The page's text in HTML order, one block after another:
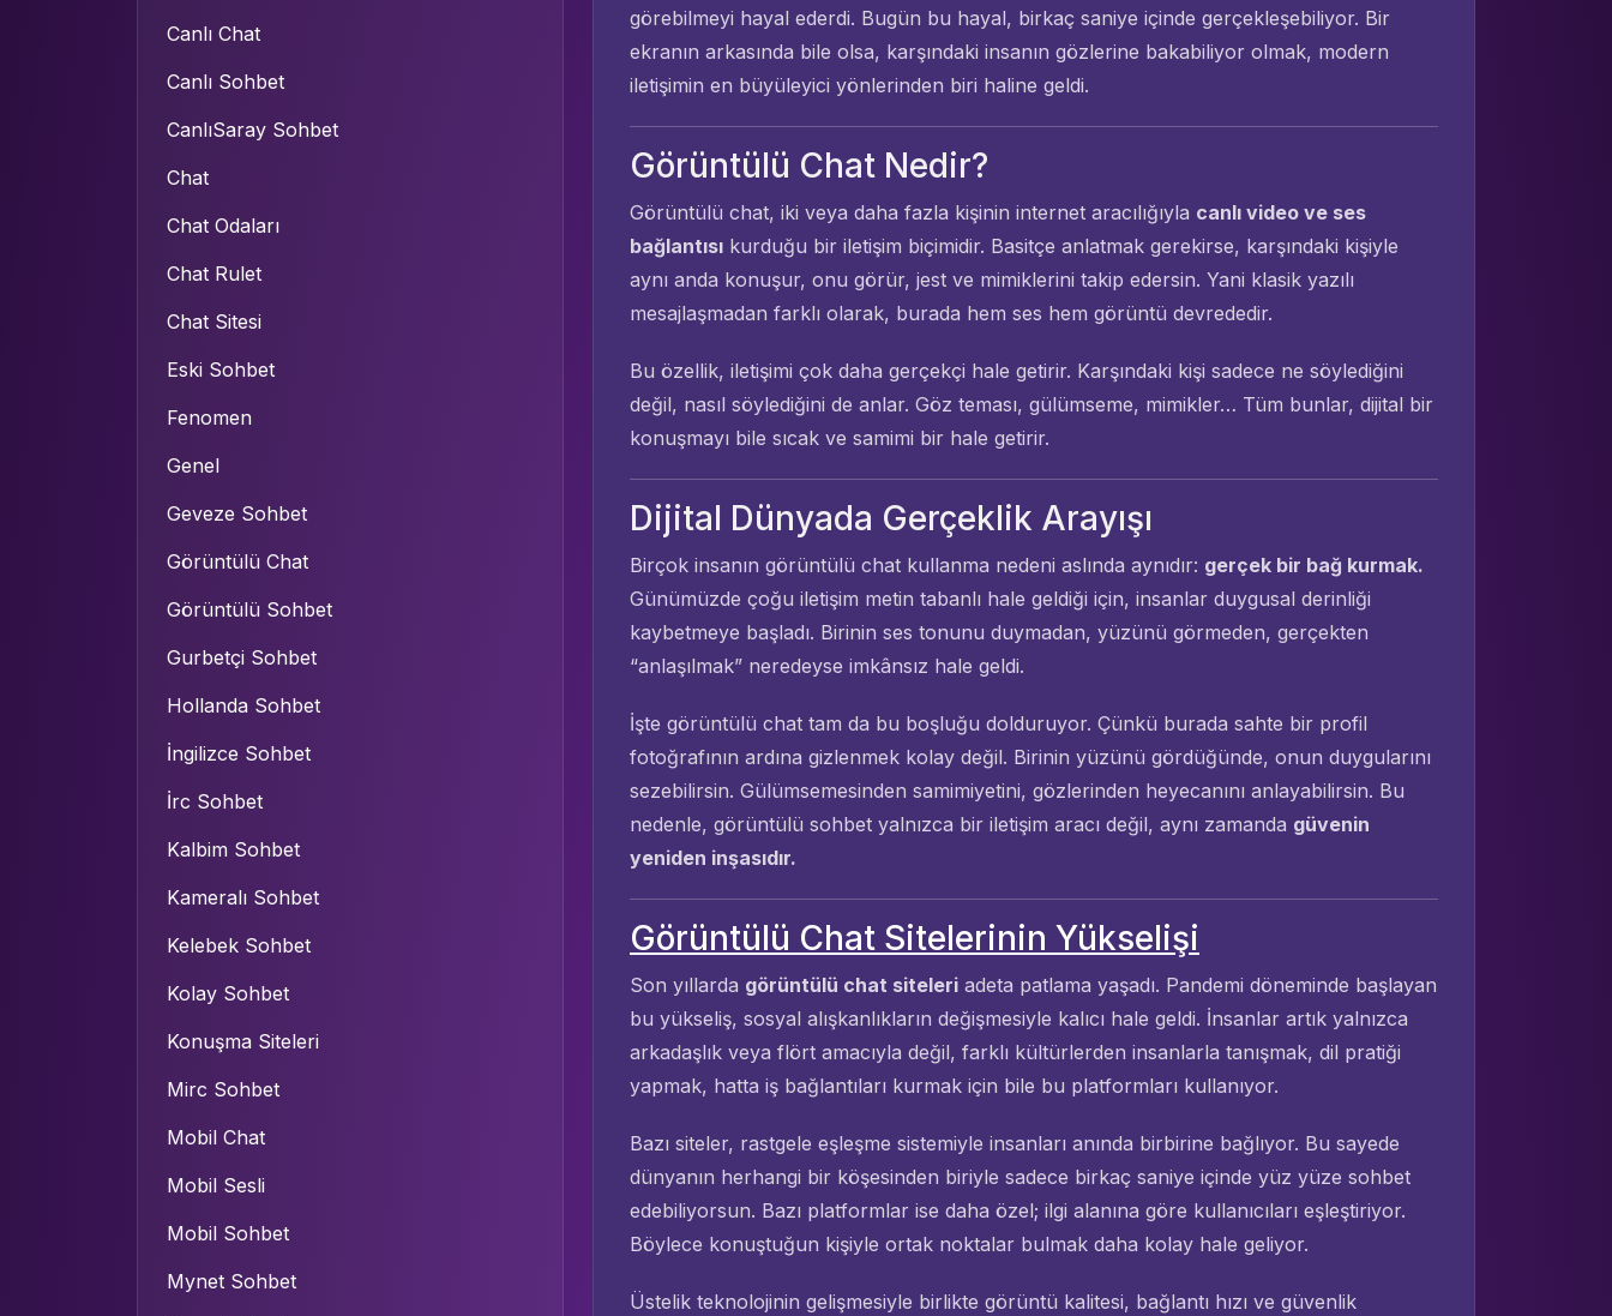
görebilmeyi hayal ederdi. Bugün bu hayal, birkaç saniye içinde gerçekleşebiliyor. Bir
ekranın arkasında bile olsa, karşındaki insanın gözlerine bakabiliyor olmak, modern
iletişimin en büyüleyici yönlerinden biri haline geldi.
Görüntülü Chat Nedir?
Görüntülü chat, iki veya daha fazla kişinin internet aracılığıyla canlı video ve ses
bağlantısı kurduğu bir iletişim biçimidir. Basitçe anlatmak gerekirse, karşındaki kişiyle
aynı anda konuşur, onu görür, jest ve mimiklerini takip edersin. Yani klasik yazılı
mesajlaşmadan farklı olarak, burada hem ses hem görüntü devrededir.
Bu özellik, iletişimi çok daha gerçekçi hale getirir. Karşındaki kişi sadece ne söylediğini
değil, nasıl söylediğini de anlar. Göz teması, gülümseme, mimikler… Tüm bunlar, dijital bir
konuşmayı bile sıcak ve samimi bir hale getirir.
Dijital Dünyada Gerçeklik Arayışı
Birçok insanın görüntülü chat kullanma nedeni aslında aynıdır: gerçek bir bağ kurmak.
Günümüzde çoğu iletişim metin tabanlı hale geldiği için, insanlar duygusal derinliği
kaybetmeye başladı. Birinin ses tonunu duymadan, yüzünü görmeden, gerçekten
“anlaşılmak” neredeyse imkânsız hale geldi.
İşte görüntülü chat tam da bu boşluğu dolduruyor. Çünkü burada sahte bir profil
fotoğrafının ardına gizlenmek kolay değil. Birinin yüzünü gördüğünde, onun duygularını
sezebilirsin. Gülümsemesinden samimiyetini, gözlerinden heyecanını anlayabilirsin. Bu
nedenle, görüntülü sohbet yalnızca bir iletişim aracı değil, aynı zamanda güvenin
yeniden inşasıdır.
Görüntülü Chat Sitelerinin Yükselişi
Son yıllarda görüntülü chat siteleri adeta patlama yaşadı. Pandemi döneminde başlayan
bu yükseliş, sosyal alışkanlıkların değişmesiyle kalıcı hale geldi. İnsanlar artık yalnızca
arkadaşlık veya flört amacıyla değil, farklı kültürlerden insanlarla tanışmak, dil pratiği
yapmak, hatta iş bağlantıları kurmak için bile bu platformları kullanıyor.
Bazı siteler, rastgele eşleşme sistemiyle insanları anında birbirine bağlıyor. Bu sayede
dünyanın herhangi bir köşesinden biriyle sadece birkaç saniye içinde yüz yüze sohbet
edebiliyorsun. Bazı platformlar ise daha özel; ilgi alanına göre kullanıcıları eşleştiriyor.
Böylece konuştuğun kişiyle ortak noktalar bulmak daha kolay hale geliyor.
Üstelik teknolojinin gelişmesiyle birlikte görüntü kalitesi, bağlantı hızı ve güvenlik
Canlı Chat
Canlı Sohbet
CanlıSaray Sohbet
Chat
Chat Odaları
Chat Rulet
Chat Sitesi
Eski Sohbet
Fenomen
Genel
Geveze Sohbet
Görüntülü Chat
Görüntülü Sohbet
Gurbetçi Sohbet
Hollanda Sohbet
İngilizce Sohbet
İrc Sohbet
Kalbim Sohbet
Kameralı Sohbet
Kelebek Sohbet
Kolay Sohbet
Konuşma Siteleri
Mirc Sohbet
Mobil Chat
Mobil Sesli
Mobil Sohbet
Mynet Sohbet